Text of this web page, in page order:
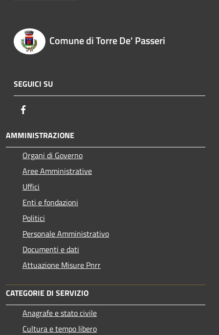
Comune di Torre De' Passeri
SEGUICI SU
AMMINISTRAZIONE
Organi di Governo
Aree Amministrative
Uffici
Enti e fondazioni
Politici
Personale Amministrativo
Documenti e dati
Attuazione Misure Pnrr
CATEGORIE DI SERVIZIO
Anagrafe e stato civile
Cultura e tempo libero